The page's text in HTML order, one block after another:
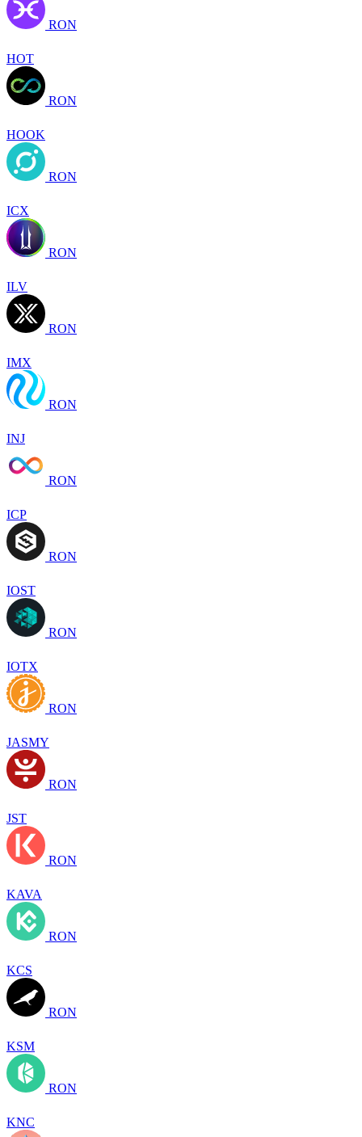
RON
HOT
RON
HOOK
RON
ICX
RON
ILV
RON
IMX
RON
INJ
RON
ICP
RON
IOST
RON
IOTX
RON
JASMY
RON
JST
RON
KAVA
RON
KCS
RON
KSM
RON
KNC